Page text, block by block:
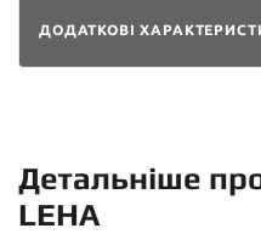
ДОДАТКОВІ
Детальніше
LEHA